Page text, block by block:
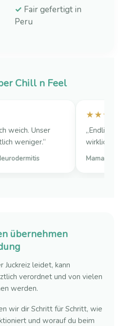
✓ Fair gefertigt in
Peru
Chill n Feel
weich. Unser
weniger.“
„Endlich
wirklich
Mama
übernehmen
Juckreiz leidet, kann
verordnet und von vielen
werden.
wir dir Schritt für Schritt, wie
und worauf du beim